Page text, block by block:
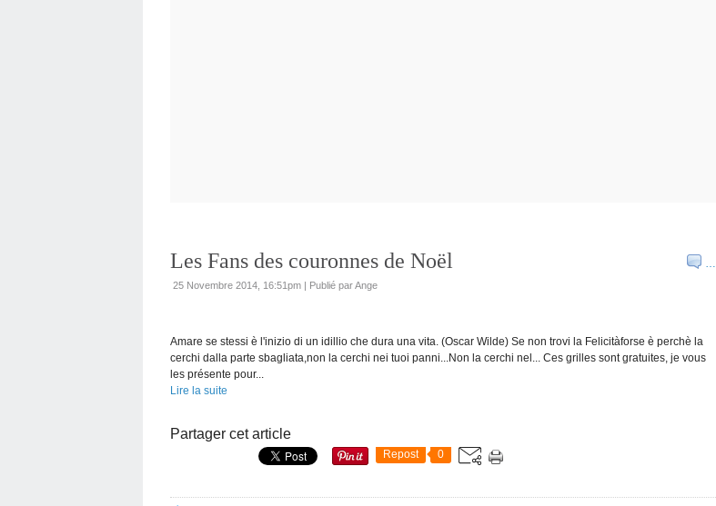
…
Les Fans des couronnes de Noël
25 Novembre 2014, 16:51pm | Publié par Ange
Amare se stessi è l'inizio di un idillio che dura una vita. (Oscar Wilde) Se non trovi la Felicitàforse è perchè la
cerchi dalla parte sbagliata,non la cerchi nei tuoi panni...Non la cerchi nel... Ces grilles sont gratuites, je vous
les présente pour...
Lire la suite
Partager cet article
Repost 0